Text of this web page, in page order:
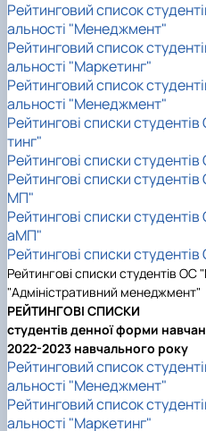
Рейтинговий список
альності "Менеджмент"
Рейтинговий список
альності "Маркетинг"
Рейтинговий список
альності "Менеджмент"
Рейтингові списки
тинг"
Рейтингові списки
Рейтингові списки
МП"
Рейтингові списки
аМП"
Рейтингові списки
Рейтингові списки студентів ОС
"Адміністративний менеджмент"
РЕЙТИНГОВІ СПИСКИ
студентів денної форми
2022-2023 навчального року
Рейтинговий список
альності "Менеджмент"
Рейтинговий список
альності "Маркетинг"